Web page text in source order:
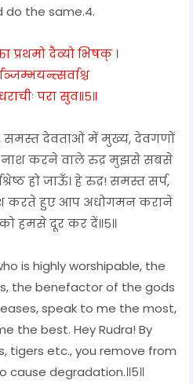
do the same.4.
प्रथमो दैव्यो भिषक् ।
परा सुव॥५॥
समस्त देवताओं में मुख्य, देवगणों
नाश करने वाले रुद्र मुझसे सबसे
हो जाऊँ। हे रुद्र! समस्त सर्प,
करते हुए आप अधोगमन कराने
को हमसे दूर कर दें॥५॥
is highly worshipable, the
the benefactor of the gods
speak to me the most,
the best. Hey Rudra! By
tigers etc., you remove from
cause degradation.॥5॥